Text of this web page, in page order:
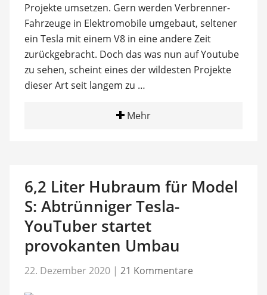
Projekte umsetzen. Gern werden Verbrenner-
Fahrzeuge in Elektromobile umgebaut, seltener
ein Tesla mit einem V8 in eine andere Zeit
zurückgebracht. Doch das was nun auf Youtube
zu sehen, scheint eines der wildesten Projekte
dieser Art seit langem zu …
Mehr
6,2 Liter Hubraum für Model
S: Abtrünniger Tesla-
YouTuber startet
provokanten Umbau
22. Dezember 2020 | 21 Kommentare